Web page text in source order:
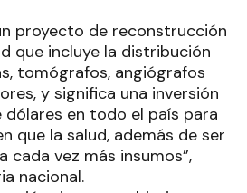
proyecto de reconstrucción
que incluye la distribución
tomógrafos, angiógrafos
y significa una inversión
en todo el país para
que la salud, además de ser
cada vez más insumos”,
nacional.